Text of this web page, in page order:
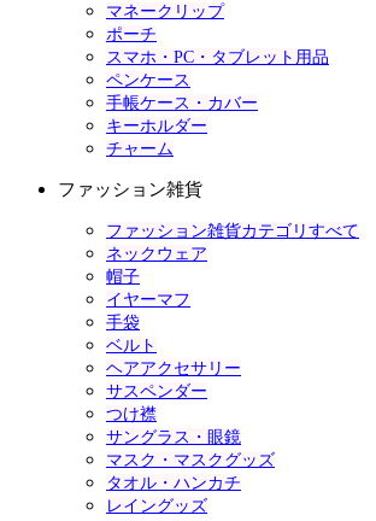
マネークリップ
ポーチ
スマホ・PC・タブレット用品
ペンケース
手帳ケース・カバー
キーホルダー
チャーム
ファッション雑貨
ファッション雑貨カテゴリすべて
ネックウェア
帽子
イヤーマフ
手袋
ベルト
ヘアアクセサリー
サスペンダー
つけ襟
サングラス・眼鏡
マスク・マスクグッズ
タオル・ハンカチ
レイングッズ